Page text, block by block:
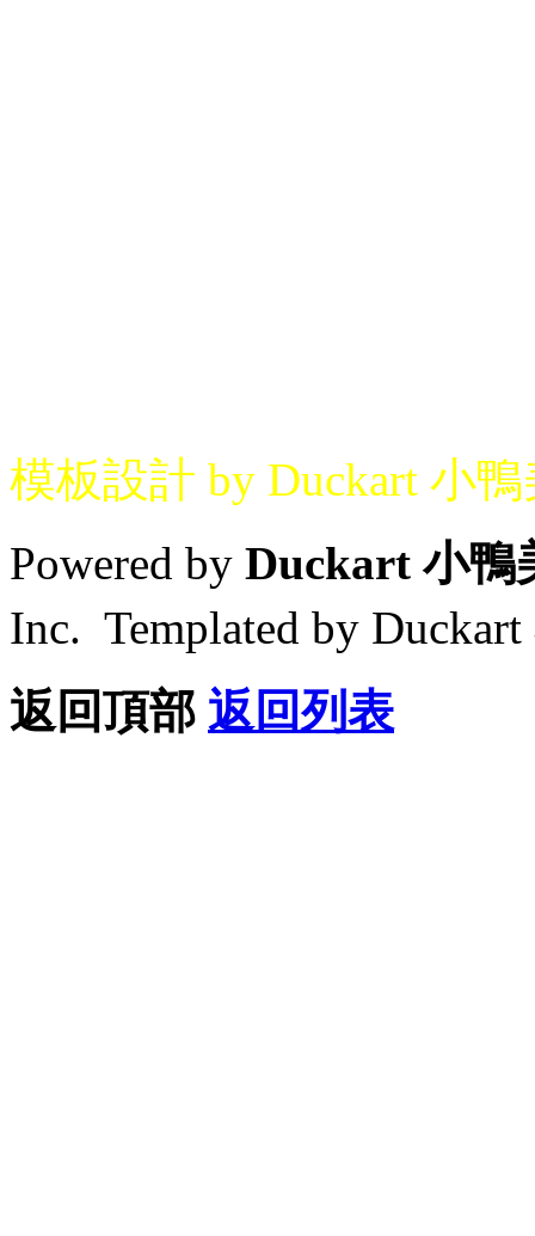
模板設計 by Duckart 小
Powered by Duckart 小鴨
Inc. Templated by
返回頂部 返回列表